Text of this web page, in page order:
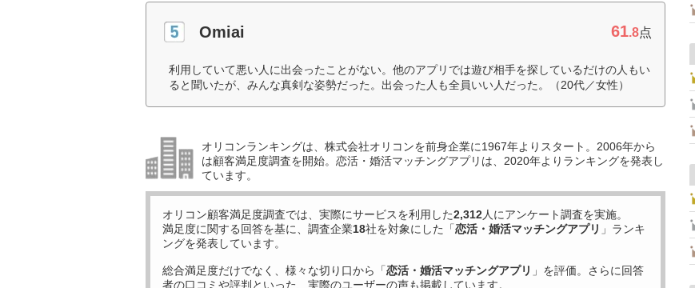
Omiai 61.8点
利用していて悪い人に出会ったことがない。他のアプリでは遊び相手を探しているだけの人もい
ると聞いたが、みんな真剣な姿勢だった。出会った人も全員いい人だった。（20代／女性）
オリコンランキングは、株式会社オリコンを前身企業に1967年よりスタート。2006年から
は顧客満足度調査を開始。恋活・婚活マッチングアプリは、2020年よりランキングを発表し
ています。
オリコン顧客満足度調査では、実際にサービスを利用した2,312人にアンケート調査を実施。
満足度に関する回答を基に、調査企業18社を対象にした「恋活・婚活マッチングアプリ 」ランキ
ングを発表しています。
総合満足度だけでなく、様々な切り口から「恋活・婚活マッチングアプリ 」を評価。さらに回答
者の口コミや評判といった、実際のユーザーの声も掲載しています。